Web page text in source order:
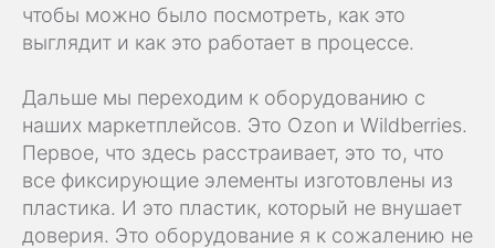
чтобы можно было посмотреть, как это
выглядит и как это работает в процессе.
Дальше мы переходим к оборудованию с
наших маркетплейсов. Это Ozon и Wildberries.
Первое, что здесь расстраивает, это то, что
все фиксирующие элементы изготовлены из
пластика. И это пластик, который не внушает
доверия. Это оборудование я к сожалению не